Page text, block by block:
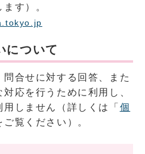
す）。
について
合せに対する回答、また
応を行うために利用し、
しません（詳しくは「 個
ご覧ください）。